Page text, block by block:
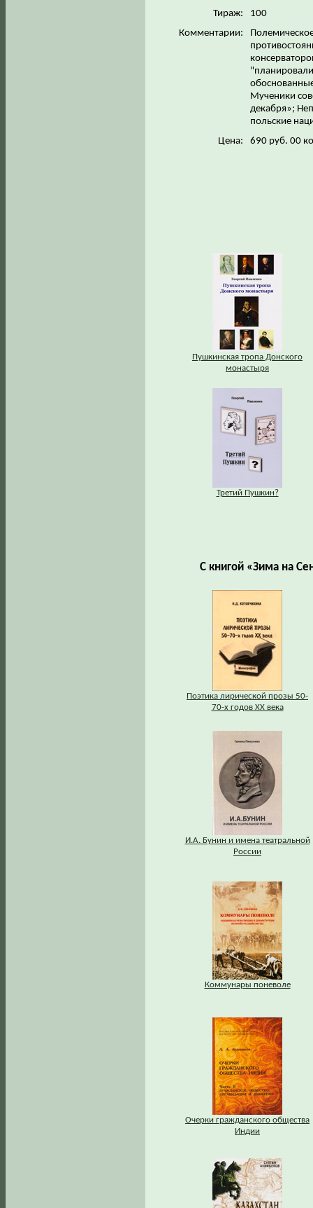
Тираж:
100
Комментарии:
Мученики
декабря»;
польские
Цена:
690 руб. 00
Пушкинская тропа Донского
монастыря
Третий Пушкин?
С книгой «Зима на
Поэтика лирической прозы 50-
70-х годов XX века
И.А. Бунин и имена театральной
России
Коммунары поневоле
Очерки гражданского общества
Индии